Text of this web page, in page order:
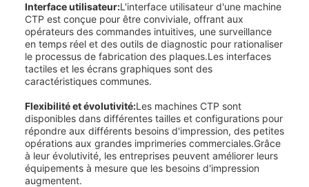
Interface utilisateur:L'interface utilisateur d'une machine
CTP est conçue pour être conviviale, offrant aux
opérateurs des commandes intuitives, une surveillance
en temps réel et des outils de diagnostic pour rationaliser
le processus de fabrication des plaques.Les interfaces
tactiles et les écrans graphiques sont des
caractéristiques communes.
Flexibilité et évolutivité:Les machines CTP sont
disponibles dans différentes tailles et configurations pour
répondre aux différents besoins d'impression, des petites
opérations aux grandes imprimeries commerciales.Grâce
à leur évolutivité, les entreprises peuvent améliorer leurs
équipements à mesure que les besoins d'impression
augmentent.